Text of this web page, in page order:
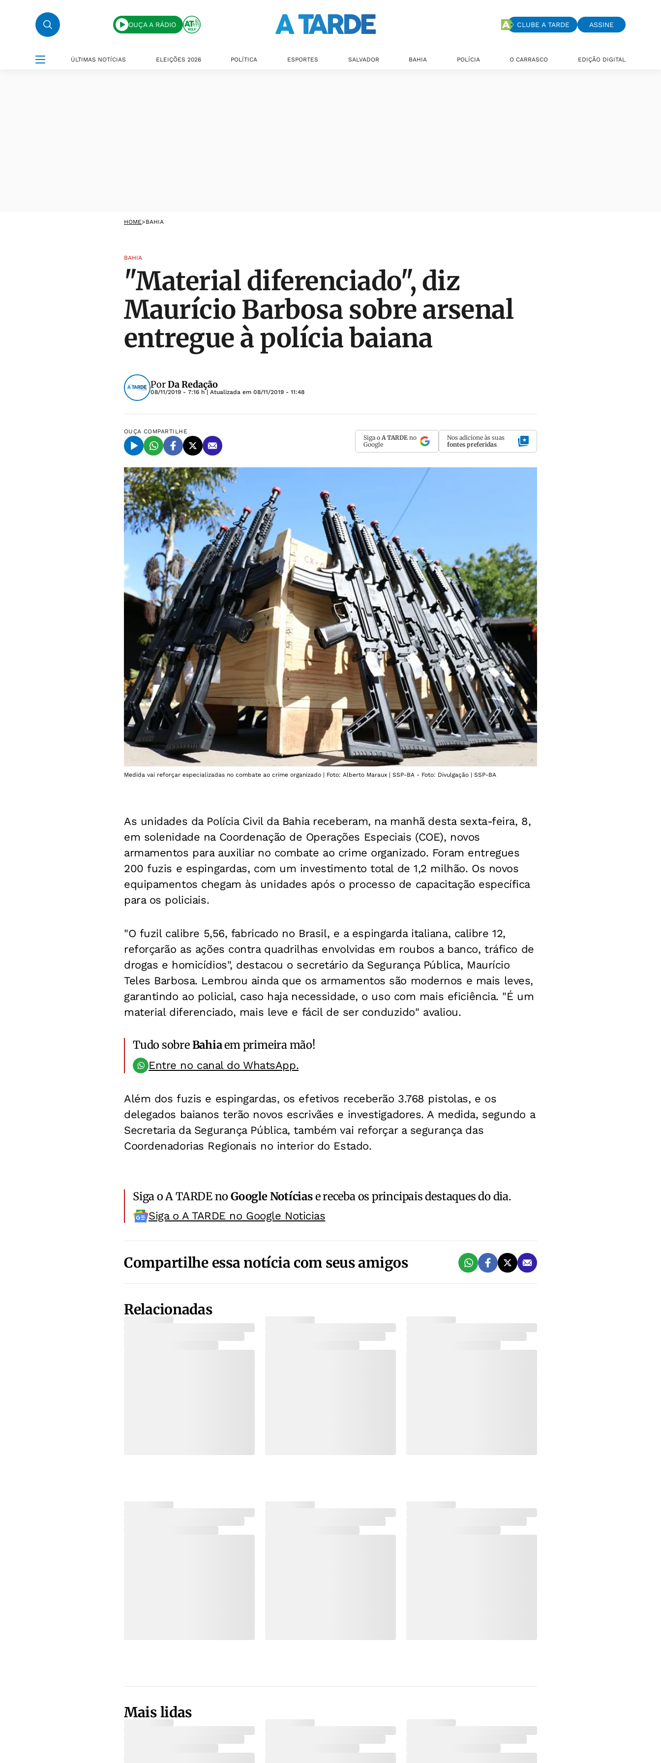
OUÇA A RÁDIO CLUBE A TARDE ASSINE
ÚLTIMAS NOTÍCIAS ELEIÇÕES 2026 POLÍTICA ESPORTES SALVADOR BAHIA POLÍCIA O CARRASCO EDIÇÃO DIGITAL
HOME>BAHIA
BAHIA
"Material diferenciado", diz
Maurício Barbosa sobre arsenal
entregue à polícia baiana
PorDa Redação
08/11/2019 - 7:16 h| Atualizada em 08/11/2019 - 11:48
OUÇA COMPARTILHE
Siga o A TARDE no
Google
Nos adicione às suas
fontes preferidas
Medida vai reforçar especializadas no combate ao crime organizado | Foto: Alberto Maraux | SSP-BA - Foto: Divulgação | SSP-BA
As unidades da Polícia Civil da Bahia receberam, na manhã desta sexta-feira, 8,
em solenidade na Coordenação de Operações Especiais (COE), novos
armamentos para auxiliar no combate ao crime organizado. Foram entregues
200 fuzis e espingardas, com um investimento total de 1,2 milhão. Os novos
equipamentos chegam às unidades após o processo de capacitação específica
para os policiais.
"O fuzil calibre 5,56, fabricado no Brasil, e a espingarda italiana, calibre 12,
reforçarão as ações contra quadrilhas envolvidas em roubos a banco, tráfico de
drogas e homicídios", destacou o secretário da Segurança Pública, Maurício
Teles Barbosa. Lembrou ainda que os armamentos são modernos e mais leves,
garantindo ao policial, caso haja necessidade, o uso com mais eficiência. "É um
material diferenciado, mais leve e fácil de ser conduzido" avaliou.
Tudo sobreBahiaem primeira mão!
Entre no canal do WhatsApp.
Além dos fuzis e espingardas, os efetivos receberão 3.768 pistolas, e os
delegados baianos terão novos escrivães e investigadores. A medida, segundo a
Secretaria da Segurança Pública, também vai reforçar a segurança das
Coordenadorias Regionais no interior do Estado.
Siga o A TARDE noGoogle Notíciase receba os principais destaques do dia.
Siga o A TARDE no Google Noticias
Compartilhe essa notícia com seus amigos
Relacionadas
Mais lidas